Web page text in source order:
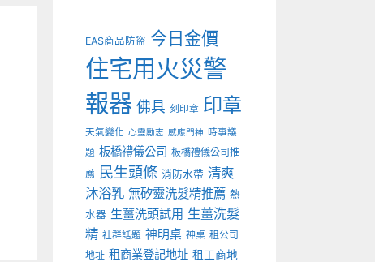
EAS商品防盜 今日金價
住宅用火災警
報器 佛具 刻印章 印章
天氣變化 心靈勵志 感應門神 時事議
題 板橋禮儀公司 板橋禮儀公司推
薦 民生頭條 消防水帶 清爽
沐浴乳 無矽靈洗髮精推薦 熱
水器 生薑洗頭試用 生薑洗髮
精 社群話題 神明桌 神桌 租公司
地址 租商業登記地址 租工商地